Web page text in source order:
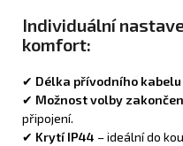
Individuální
komfort:
✔ Délka přívodního kabelu
✔ Možnost volby
připojení.
✔ Krytí IP44 – ideální do